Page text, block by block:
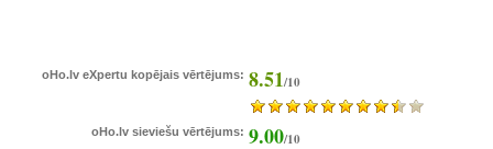
oHo.lv eXpertu kopējais vērtējums: 8.51/10
oHo.lv sieviešu vērtējums: 9.00/10